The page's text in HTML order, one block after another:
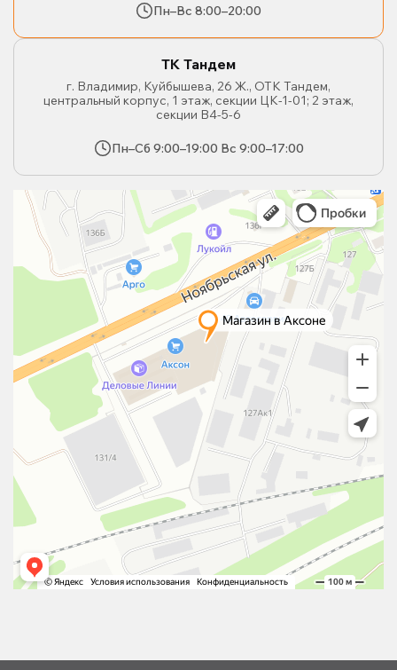
Пн–Вс 8:00–20:00
ТК Тандем
г. Владимир, Куйбышева, 26 Ж., ОТК Тандем,
центральный корпус, 1 этаж, секции ЦК-1-01; 2 этаж,
секции В4-5-6
Пн–Сб 9:00–19:00 Вс 9:00–17:00